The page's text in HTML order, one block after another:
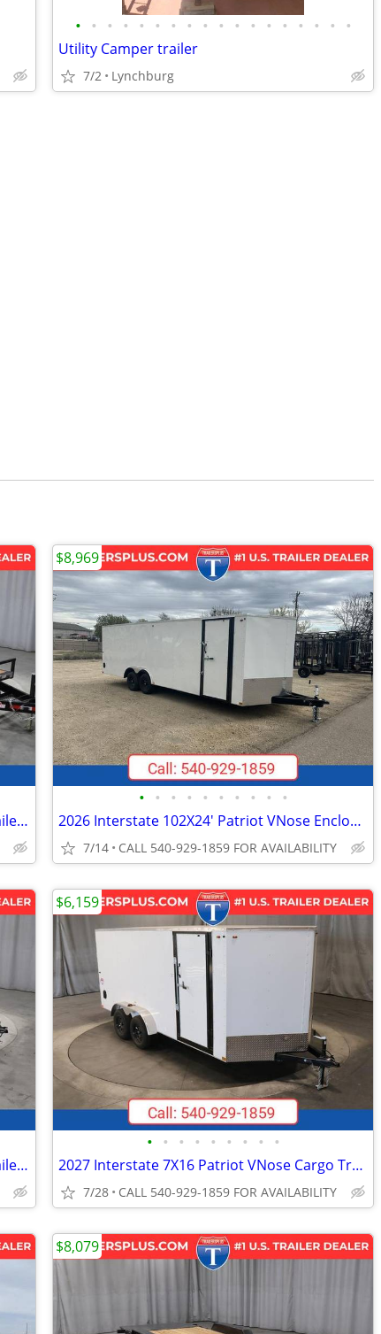
• • • • • • • • • • • • • • • • • •
Utility Camper trailer
7/2 Lynchburg
2027 Interstate 7X22 Hydraulic Tilt 14K Trailer Black
• • • • • • • • • •
2026 Interstate 102X24' Patriot VNose Enclosed Car Carrier
7/14 CALL 540-929-1859 FOR AVAILABILITY
$8,969
2026 Interstate 7X20 Hydraulic Tilt 10K Trailer Black
• • • • • • • • •
2027 Interstate 7X16 Patriot VNose Cargo Trailer White
7/28 CALL 540-929-1859 FOR AVAILABILITY
$6,159
$8,079